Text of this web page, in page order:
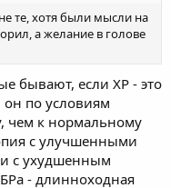
те, хотя были мысли на
а желание в голове
бывают, если ХР - это
он по условиям
чем к нормальному
с улучшенными
и с ухудшенным
- длинноходная